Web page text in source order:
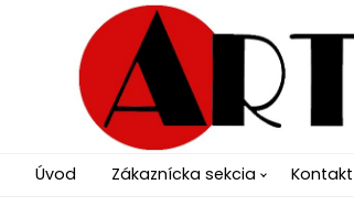
Úvod Zákaznícka sekcia Kontakt